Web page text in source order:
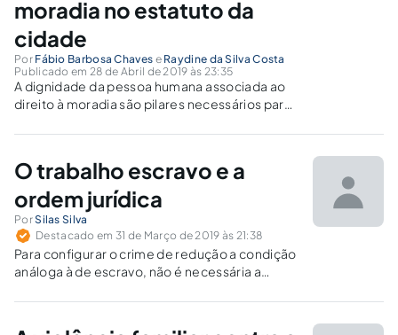
moradia no estatuto da
cidade
Por Fábio Barbosa Chaves e Raydine da Silva Costa
Publicado em 28 de Abril de 2019 às 23:35
A dignidade da pessoa humana associada ao
direito à moradia são pilares necessários para
condicionante para obtenção de uma vida
O trabalho escravo e a
ordem jurídica
PorSilas Silva
Destacado em 31 de Março de 2019 às 21:38
Para configurar o crime de redução a condição
análoga à de escravo, não é necessária a
do trabalhador, com a reiterada ofensa a